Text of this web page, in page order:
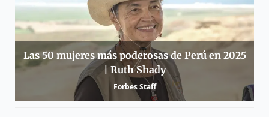
Las 50 mujeres más poderosas de Perú en 2025
| Ruth Shady
Forbes Staff